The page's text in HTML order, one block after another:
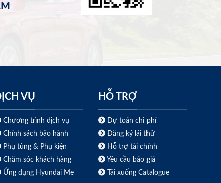
VỤ
Chương trình dịch vụ
Chính sách bảo hành
Phụ tùng & Phụ kiện
Chăm sóc khách hàng
Ứng dụng Hyundai Me
HỖ TRỢ
Dự toán chi phí
Đăng ký lái thử
Hỗ trợ tài chính
Yêu cầu báo giá
Tải xuống Catalogue